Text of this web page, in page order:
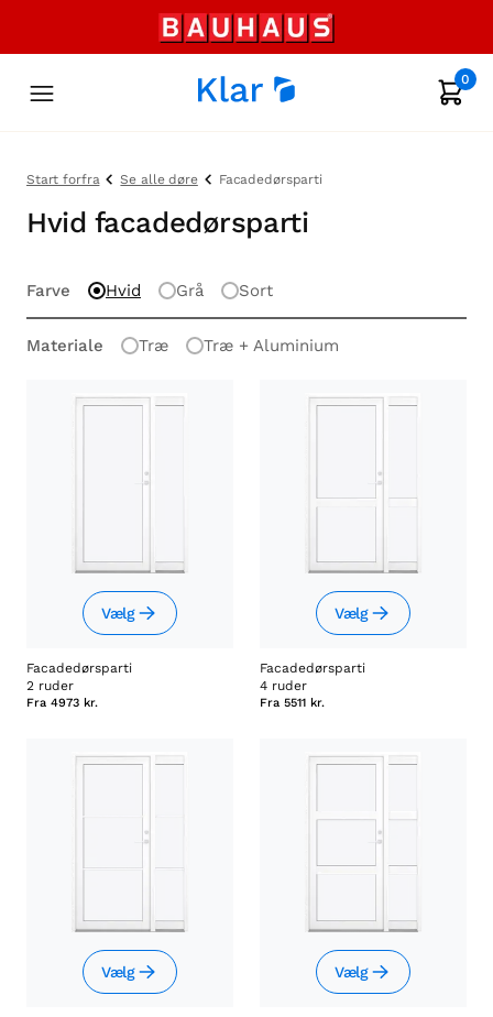
0
Start forfra Se alle døre Facadedørsparti
Hvid facadedørsparti
Farve Hvid Grå Sort
Materiale Træ Træ + Aluminium
Vælg
Facadedørsparti
2 ruder
Fra 4973 kr.
Vælg
Facadedørsparti
4 ruder
Fra 5511 kr.
Vælg Vælg